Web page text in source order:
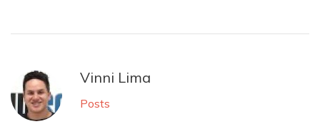
Vinni Lima
Posts